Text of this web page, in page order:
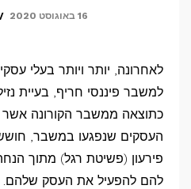
16 באוגוסט 2020
לאחרונה, יותר ויותר בעלי
למשבר פיננסי חריף, בעיית
כתוצאה ממשבר הקורונה אשר
העסקים שנפגעו במשבר,
פירעון (פשיטת רגל) מתוך
להם להפעיל את העסק שלהם.